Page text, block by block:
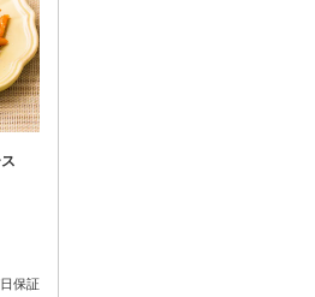
ス
保証